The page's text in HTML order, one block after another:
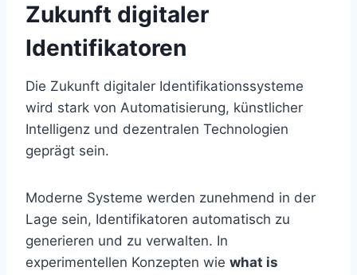
Zukunft digitaler
Identifikatoren
Die Zukunft digitaler Identifikationssysteme
wird stark von Automatisierung, künstlicher
Intelligenz und dezentralen Technologien
geprägt sein.
Moderne Systeme werden zunehmend in der
Lage sein, Identifikatoren automatisch zu
generieren und zu verwalten. In
experimentellen Konzepten wie what is